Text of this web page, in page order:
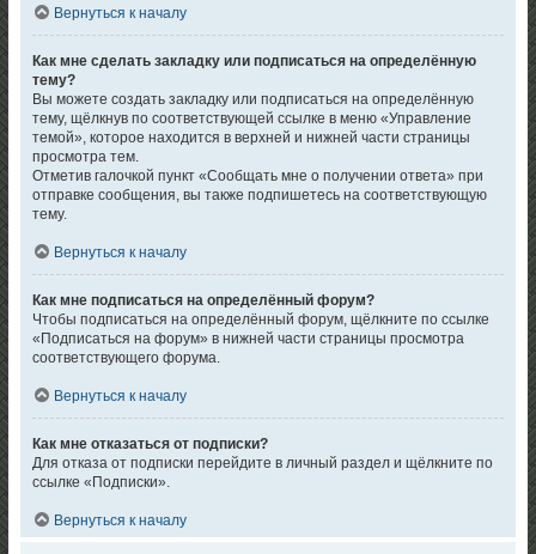
Вернуться к началу
Как мне сделать закладку или подписаться на определённую
тему?
Вы можете создать закладку или подписаться на определённую
тему, щёлкнув по соответствующей ссылке в меню «Управление
темой», которое находится в верхней и нижней части страницы
просмотра тем.
Отметив галочкой пункт «Сообщать мне о получении ответа» при
отправке сообщения, вы также подпишетесь на соответствующую
тему.
Вернуться к началу
Как мне подписаться на определённый форум?
Чтобы подписаться на определённый форум, щёлкните по ссылке
«Подписаться на форум» в нижней части страницы просмотра
соответствующего форума.
Вернуться к началу
Как мне отказаться от подписки?
Для отказа от подписки перейдите в личный раздел и щёлкните по
ссылке «Подписки».
Вернуться к началу